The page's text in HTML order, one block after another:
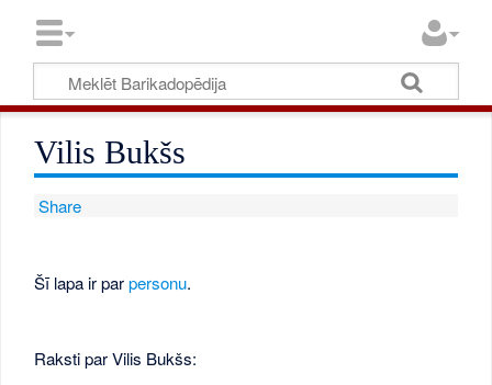
Vilis Bukšs
Share
Šī lapa ir parpersonu.
Raksti par Vilis Bukšs: